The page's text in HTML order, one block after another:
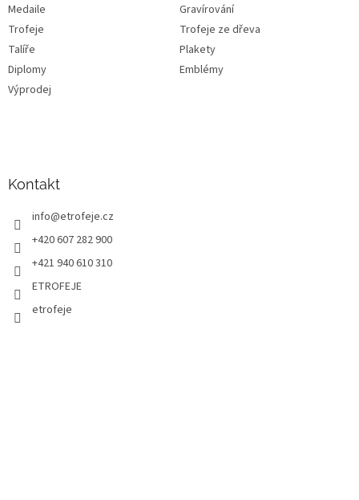
Medaile
Gravírování
Trofeje
Trofeje ze dřeva
Talíře
Plakety
Diplomy
Emblémy
Výprodej
Kontakt
info@etrofeje.cz
+420 607 282 900
+421 940 610 310
ETROFEJE
etrofeje